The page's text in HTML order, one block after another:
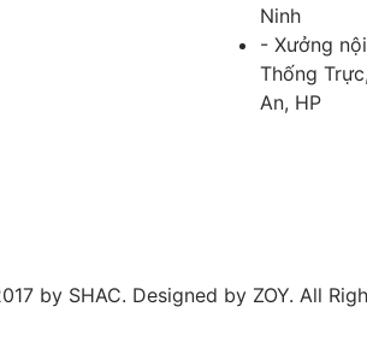
Ninh
- Xưởng
Thống
An, HP
by SHAC. Designed by ZOY. All